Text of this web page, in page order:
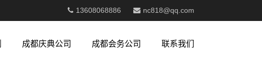
13608068886 nc818@qq.com
成都庆典公司 成都会务公司 联系我们